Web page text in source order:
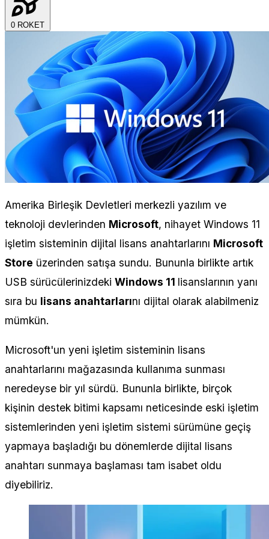
0 ROKET
Amerika Birleşik Devletleri merkezli yazılım ve
teknoloji devlerinden Microsoft, nihayet Windows 11
işletim sisteminin dijital lisans anahtarlarını Microsoft
Store üzerinden satışa sundu. Bununla birlikte artık
USB sürücülerinizdeki Windows 11 lisanslarının yanı
sıra bu lisans anahtarlarını dijital olarak alabilmeniz
mümkün.
Microsoft'un yeni işletim sisteminin lisans
anahtarlarını mağazasında kullanıma sunması
neredeyse bir yıl sürdü. Bununla birlikte, birçok
kişinin destek bitimi kapsamı neticesinde eski işletim
sistemlerinden yeni işletim sistemi sürümüne geçiş
yapmaya başladığı bu dönemlerde dijital lisans
anahtarı sunmaya başlaması tam isabet oldu
diyebiliriz.